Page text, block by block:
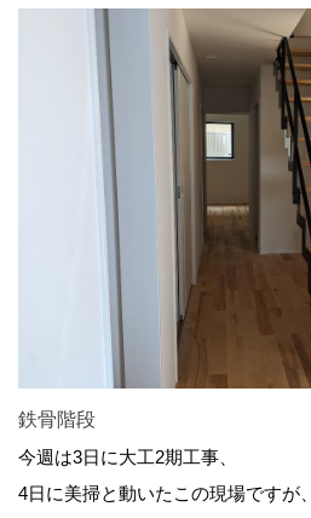
鉄骨階段
今週は3日に大工2期工事、
4日に美掃と動いたこの現場ですが、